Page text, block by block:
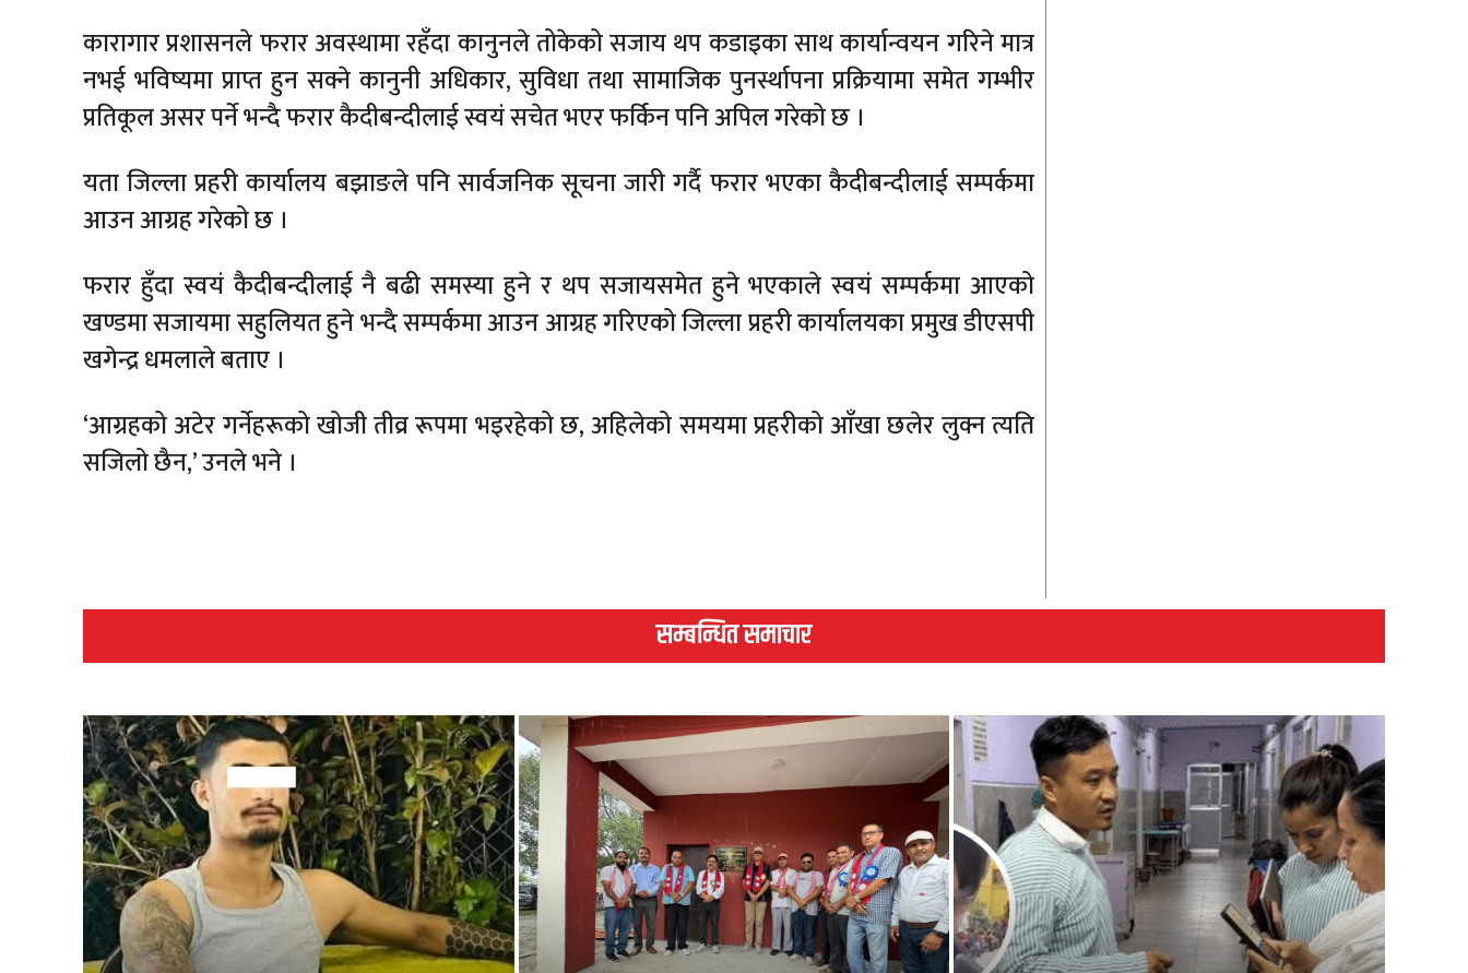
कारागार प्रशासनले फरार अवस्थामा रहँदा कानुनले तोकेको सजाय थप कडाइका साथ कार्यान्वयन गरिने मात्र
नभई भविष्यमा प्राप्त हुन सक्ने कानुनी अधिकार, सुविधा तथा सामाजिक पुनर्स्थापना प्रक्रियामा समेत गम्भीर
प्रतिकूल असर पर्ने भन्दै फरार कैदीबन्दीलाई स्वयं सचेत भएर फर्किन पनि अपिल गरेको छ ।
यता जिल्ला प्रहरी कार्यालय बझाङले पनि सार्वजनिक सूचना जारी गर्दै फरार भएका कैदीबन्दीलाई सम्पर्कमा
आउन आग्रह गरेको छ ।
फरार हुँदा स्वयं कैदीबन्दीलाई नै बढी समस्या हुने र थप सजायसमेत हुने भएकाले स्वयं सम्पर्कमा आएको
खण्डमा सजायमा सहुलियत हुने भन्दै सम्पर्कमा आउन आग्रह गरिएको जिल्ला प्रहरी कार्यालयका प्रमुख डीएसपी
खगेन्द्र धमलाले बताए ।
‘आग्रहको अटेर गर्नेहरूको खोजी तीव्र रूपमा भइरहेको छ, अहिलेको समयमा प्रहरीको आँखा छलेर लुक्न त्यति
सजिलो छैन,’ उनले भने ।
सम्बन्धित समाचार